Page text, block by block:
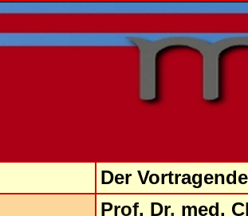
Der
Prof. Dr. med.